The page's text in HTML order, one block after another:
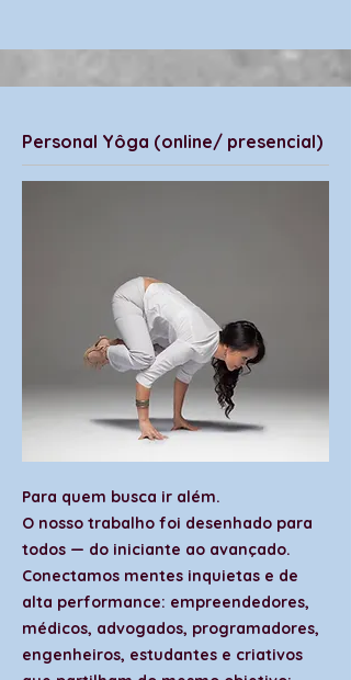
Personal Yôga (online/ presencial)
Para quem busca ir além.
O nosso trabalho foi desenhado para
todos — do iniciante ao avançado.
Conectamos mentes inquietas e de
alta performance: empreendedores,
médicos, advogados, programadores,
engenheiros, estudantes e criativos